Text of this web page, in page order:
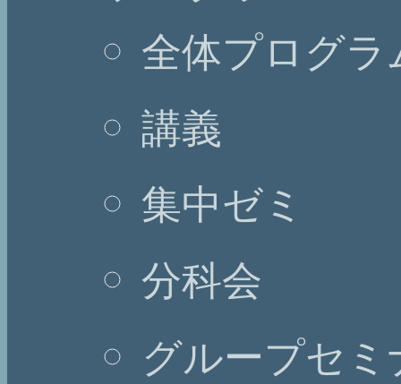
全体プログラ
講義
集中ゼミ
分科会
グループセミ